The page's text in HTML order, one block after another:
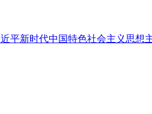
平新时代中国特色社会主义思想